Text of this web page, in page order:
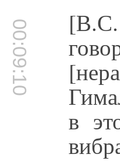
00:09:10
в